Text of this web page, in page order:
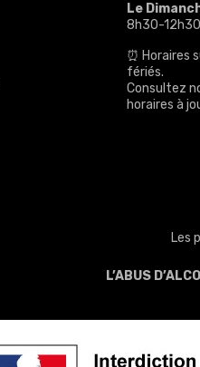
Le
8h30-12h30
⏰ Horaires
fériés.
Consultez
horaires à
Les
L’ABUS